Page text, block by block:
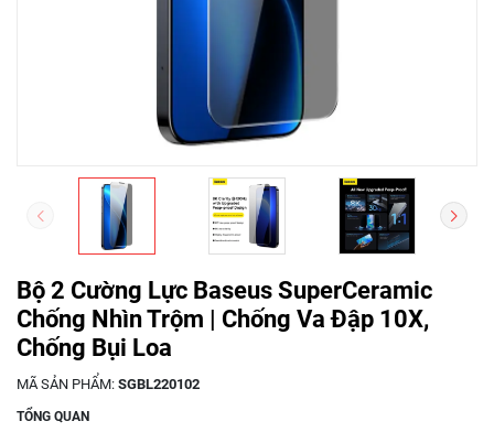
Bộ 2 Cường Lực Baseus SuperCeramic
Chống Nhìn Trộm | Chống Va Đập 10X,
Chống Bụi Loa
MÃ SẢN PHẨM: SGBL220102
TỔNG QUAN